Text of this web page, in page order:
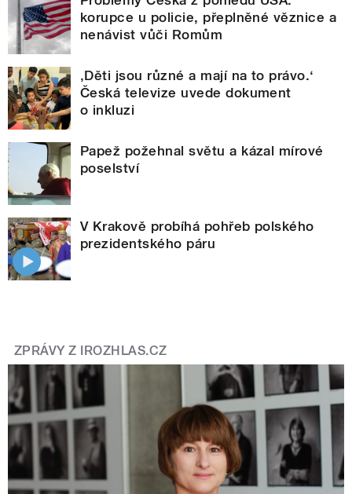
korupce u policie, přeplněné věznice a
nenávist vůči Romům
‚Děti jsou různé a mají na to právo.‘
Česká televize uvede dokument
o inkluzi
Papež požehnal světu a kázal mírové
poselství
V Krakově probíhá pohřeb polského
prezidentského páru
ZPRÁVY Z IROZHLAS.CZ